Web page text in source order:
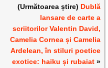
(Următoarea știre) Dublă
lansare de carte a
scriitorilor Valentin David,
Camelia Cornea și Camelia
Ardelean, în stiluri poetice
exotice: haiku și rubaiat»